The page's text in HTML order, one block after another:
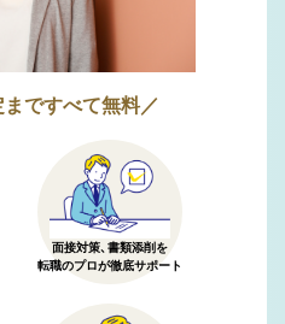
ですべて無料／
面接対策、書類添削を
転職のプロが徹底サポート